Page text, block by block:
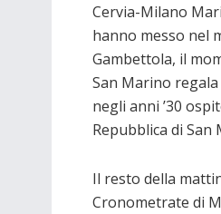
Cervia-Milano
hanno messo nel
Gambettola, il
San Marino
negli anni ’30
Repubblica di
Il resto della
Cronometrate di